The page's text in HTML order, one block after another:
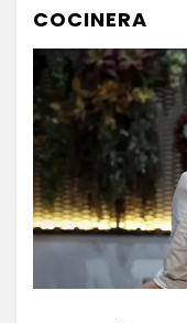
COCINERA